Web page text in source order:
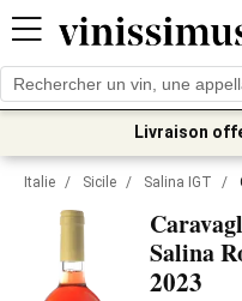
Livraison
Italie / Sicile / Salina IGT /
Salina
2023